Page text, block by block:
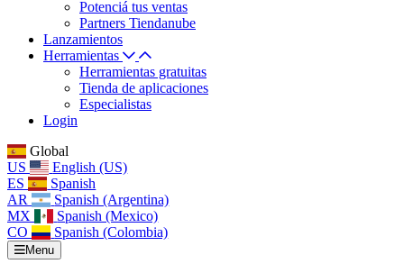
Potenciá tus ventas
Partners Tiendanube
Lanzamientos
Herramientas
Herramientas gratuitas
Tienda de aplicaciones
Especialistas
Login
Global
US
English (US)
ES
Spanish
AR
Spanish (Argentina)
MX
Spanish (Mexico)
CO
Spanish (Colombia)
Menu